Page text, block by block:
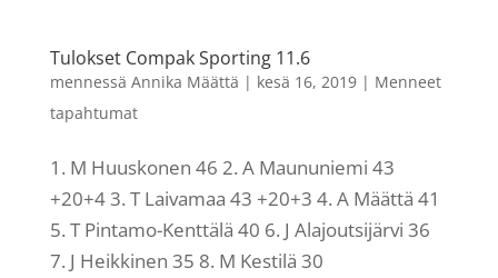
Tulokset Compak Sporting 11.6
mennessä Annika Määttä | kesä 16, 2019| Menneet
tapahtumat
1. M Huuskonen 46 2. A Maununiemi 43
+20+4 3. T Laivamaa 43 +20+3 4. A Määttä 41
5. T Pintamo-Kenttälä 40 6. J Alajoutsijärvi 36
7. J Heikkinen 35 8. M Kestilä 30